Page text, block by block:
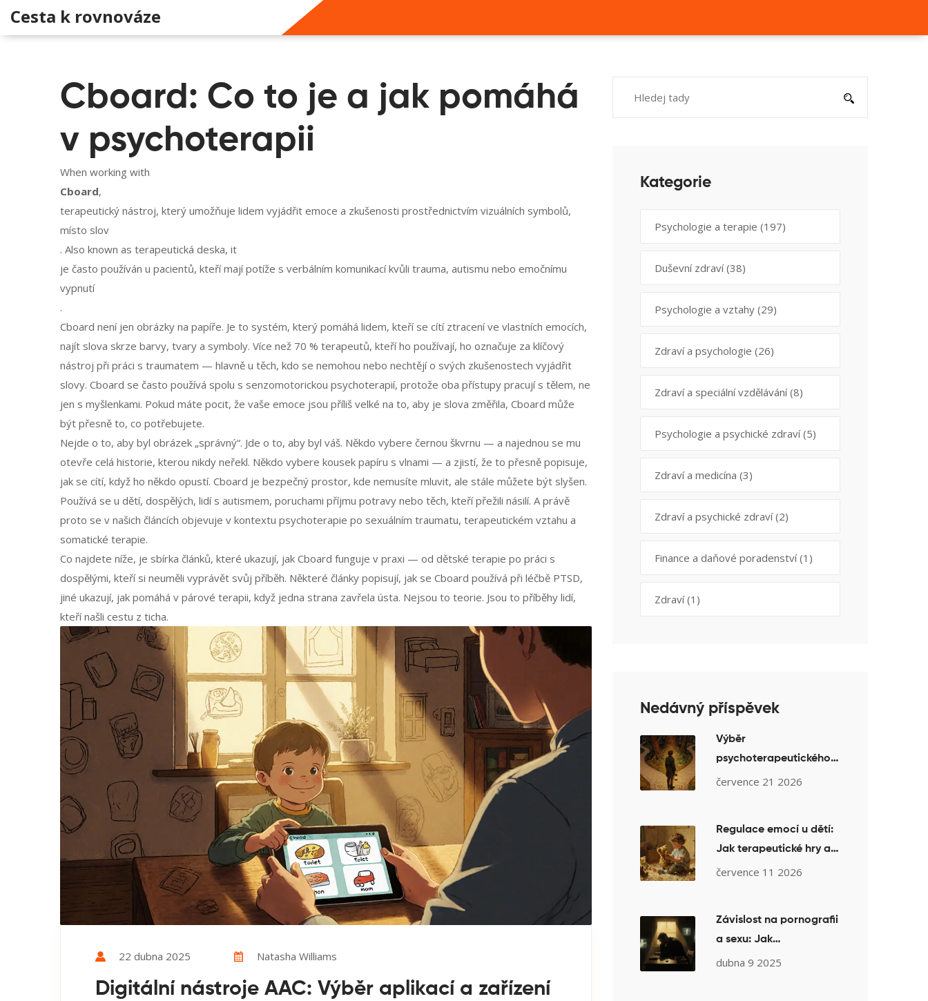
Cesta k rovnováze
Cboard: Co to je a jak pomáhá
v psychoterapii
When working with
Cboard,
terapeutický nástroj, který umožňuje lidem vyjádřit emoce a zkušenosti prostřednictvím vizuálních symbolů,
místo slov
. Also known as terapeutická deska, it
je často používán u pacientů, kteří mají potíže s verbálním komunikací kvůli trauma, autismu nebo emočnímu
vypnutí
.
Cboard není jen obrázky na papíře. Je to systém, který pomáhá lidem, kteří se cítí ztracení ve vlastních emocích,
najít slova skrze barvy, tvary a symboly. Více než 70 % terapeutů, kteří ho používají, ho označuje za klíčový
nástroj při práci s traumatem — hlavně u těch, kdo se nemohou nebo nechtějí o svých zkušenostech vyjádřit
slovy. Cboard se často používá spolu s senzomotorickou psychoterapií, protože oba přístupy pracují s tělem, ne
jen s myšlenkami. Pokud máte pocit, že vaše emoce jsou příliš velké na to, aby je slova změřila, Cboard může
být přesně to, co potřebujete.
Nejde o to, aby byl obrázek „správný“. Jde o to, aby byl váš. Někdo vybere černou škvrnu — a najednou se mu
otevře celá historie, kterou nikdy neřekl. Někdo vybere kousek papíru s vlnami — a zjistí, že to přesně popisuje,
jak se cítí, když ho někdo opustí. Cboard je bezpečný prostor, kde nemusíte mluvit, ale stále můžete být slyšen.
Používá se u dětí, dospělých, lidí s autismem, poruchami příjmu potravy nebo těch, kteří přežili násilí. A právě
proto se v našich článcích objevuje v kontextu psychoterapie po sexuálním traumatu, terapeutickém vztahu a
somatické terapie.
Co najdete níže, je sbírka článků, které ukazují, jak Cboard funguje v praxi — od dětské terapie po práci s
dospělými, kteří si neuměli vyprávět svůj příběh. Některé články popisují, jak se Cboard používá při léčbě PTSD,
jiné ukazují, jak pomáhá v párové terapii, když jedna strana zavřela ústa. Nejsou to teorie. Jsou to příběhy lidí,
kteří našli cestu z ticha.
22 dubna 2025 Natasha Williams
Digitální nástroje AAC: Výběr aplikací a zařízení
Kategorie
Psychologie a terapie (197)
Duševní zdraví(38)
Psychologie a vztahy (29)
Zdraví a psychologie (26)
Zdraví a speciální vzdělávání(8)
Psychologie a psychické zdraví(5)
Zdraví a medicína (3)
Zdraví a psychické zdraví(2)
Finance a daňové poradenství(1)
Zdraví(1)
Nedávný příspěvek
Výběr
psychoterapeutického
směru pro úzkost: Co
července 21 2026
Regulace emocí u dětí:
Jak terapeutické hry a
nácvik dovedností
července 11 2026
Závislost na pornografii
a sexu: Jak
psychoterapie pomáhá
dubna 9 2025